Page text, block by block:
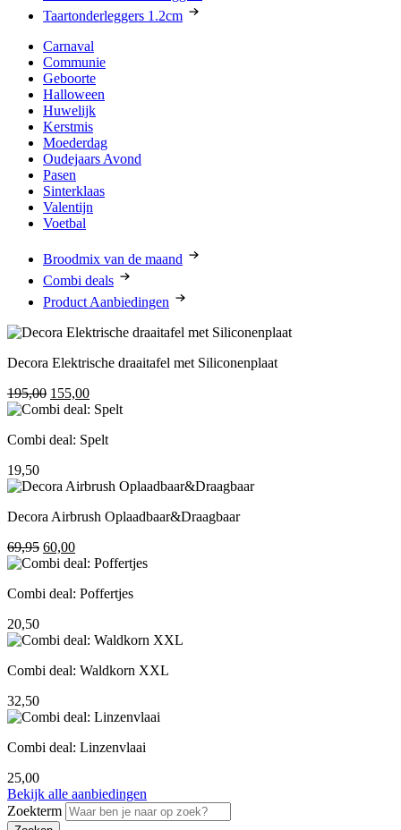
Taartonderleggers 1.2cm
Carnaval
Communie
Geboorte
Halloween
Huwelijk
Kerstmis
Moederdag
Oudejaars Avond
Pasen
Sinterklaas
Valentijn
Voetbal
Broodmix van de maand
Combi deals
Product Aanbiedingen
Decora Elektrische draaitafel met Siliconenplaat
195,00 Oorspronkelijke
prijs
195,00.
155,00Huidige
prijs
155,00.
Combi deal: Spelt
19,50
Decora Airbrush Oplaadbaar&Draagbaar
69,95 Oorspronkelijke
prijs
69,95.
60,00Huidige
prijs
60,00.
Combi deal: Poffertjes
20,50
Combi deal: Waldkorn XXL
32,50
Combi deal: Linzenvlaai
25,00
Bekijk alle aanbiedingen
Zoekterm